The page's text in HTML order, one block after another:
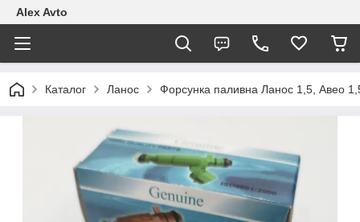
Alex Avto
Каталог Ланос Форсунка паливна Ланос 1,5, Авео